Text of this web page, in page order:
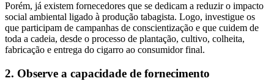
Porém, já existem fornecedores que se dedicam a reduzir o impacto
social ambiental ligado à produção tabagista. Logo, investigue os
que participam de campanhas de conscientização e que cuidem de
toda a cadeia, desde o processo de plantação, cultivo, colheita,
fabricação e entrega do cigarro ao consumidor final.
2. Observe a capacidade de fornecimento